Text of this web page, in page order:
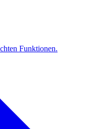
Funktionen.